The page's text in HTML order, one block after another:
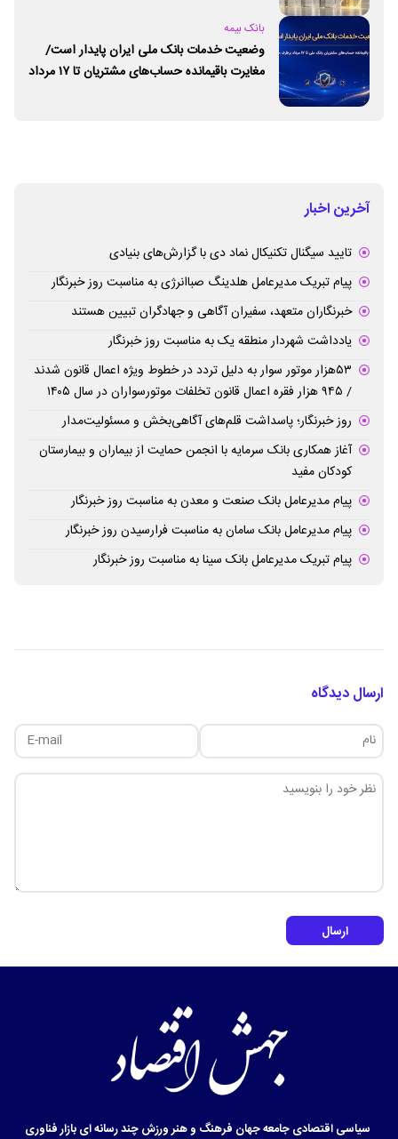
بانک بیمه
وضعیت خدمات بانک ملی ایران پایدار است/
مغایرت‌ باقیمانده حساب‌های مشتریان تا ۱۷ مرداد
آخرین اخبار
تایید سیگنال تکنیکال نماد دی با گزارش‌های بنیادی
پیام تبریک مدیرعامل هلدینگ صباانرژی به مناسبت روز خبرنگار
خبرنگاران متعهد، سفیران آگاهی و جهادگران تبیین هستند
یادداشت شهردار منطقه یک به مناسبت روز خبرنگار
۵۳هزار موتور سوار به دلیل تردد در خطوط ویژه اعمال قانون شدند
/ ۹۴۵ هزار فقره اعمال قانون تخلفات موتورسواران در سال ۱۴۰۵
روز خبرنگار؛ پاسداشت قلم‌های آگاهی‌بخش و مسئولیت‌مدار
آغاز همکاری بانک سرمایه با انجمن حمایت از بیماران و بیمارستان
کودکان مفید
پیام مدیرعامل بانک صنعت و معدن به مناسبت روز خبرنگار
پیام مدیرعامل بانک سامان به مناسبت فرارسیدن روز خبرنگار
پیام تبریک مدیرعامل بانک سینا به مناسبت روز خبرنگار
ارسال دیدگاه
ارسال
سیاسیاقتصادیجامعهجهان فرهنگ و هنرورزشچند رسانه ایبازارفناوری